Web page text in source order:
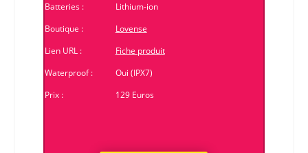
Batteries :
Lithium-ion
Boutique :
Lovense
Lien URL :
Fiche produit
Waterproof :
Oui (IPX7)
Prix :
129 Euros